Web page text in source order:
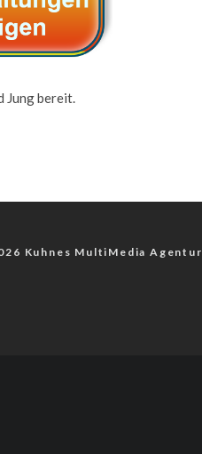
bereit.
Kuhnes MultiMedia Agentur